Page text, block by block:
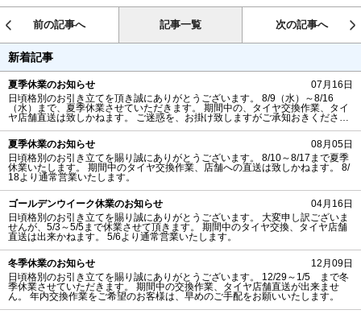
前の記事へ 記事一覧 次の記事へ
新着記事
夏季休業のお知らせ
07月16日
日頃格別のお引き立てを頂き誠にありがとうございます。 8/9（水）～8/16
（水）まで、夏季休業させていただきます。 期間中の、タイヤ交換作業、タイ
ヤ店舗直送は致しかねます。 ご迷惑を、お掛け致しますがご承知おきくださ
夏季休業のお知らせ
08月05日
日頃格別のお引き立てを賜り誠にありがとうございます。 8/10～8/17まで夏季
休業いたします。 期間中のタイヤ交換作業、店舗への直送は致しかねます。 8/
ゴールデンウイーク休業のお知らせ
04月16日
日頃格別のお引き立てを賜り誠にありがとうございます。 大変申し訳ございま
せんが、5/3～5/5まで休業させて頂きます。 期間中のタイヤ交換、タイヤ店舗
冬季休業のお知らせ
12月09日
日頃格別のお引き立てを賜り誠にありがとうございます。 12/29～1/5 まで冬
季休業させていただきます。 期間中の交換作業、タイヤ店舗直送が出来ませ